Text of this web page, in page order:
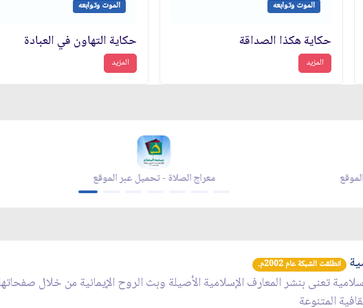
الموت وتوابعه
حكاية هكذا الصداقة
المزيد
الموت وتوابعه
حكاية التهاون في العبادة
المزيد
زاد شهر رمضان - تحميل عبر الموقع
انطلقت الشبكة عام 2002م.
تعنى بنشر المعارف الإسلامية الأصيلة وبث الروح الإيمانية من خلال
المتنوعة